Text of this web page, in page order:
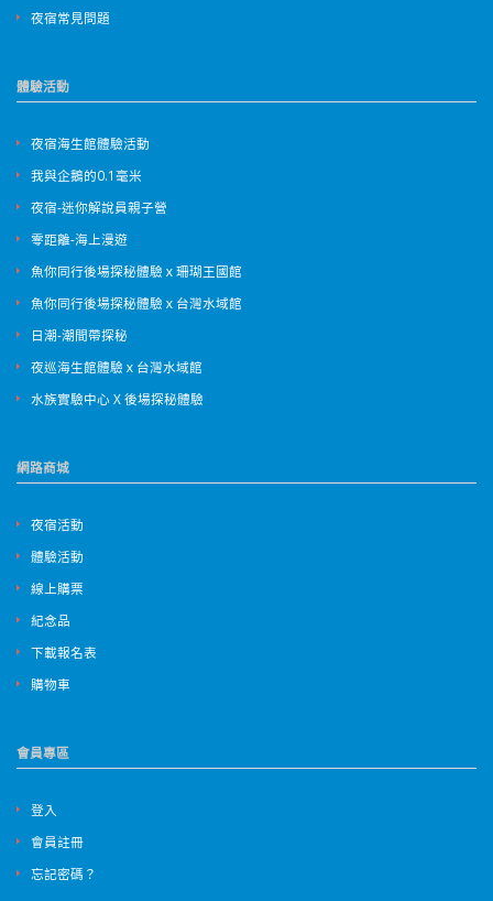
夜宿常見問題
體驗活動
夜宿海生館體驗活動
我與企鵝的0.1毫米
夜宿-迷你解說員親子營
零距離-海上漫遊
魚你同行後場探秘體驗ｘ珊瑚王國館
魚你同行後場探秘體驗ｘ台灣水域館
日潮-潮間帶探秘
夜巡海生館體驗ｘ台灣水域館
水族實驗中心 X 後場探秘體驗
網路商城
夜宿活動
體驗活動
線上購票
紀念品
下載報名表
購物車
會員專區
登入
會員註冊
忘記密碼？